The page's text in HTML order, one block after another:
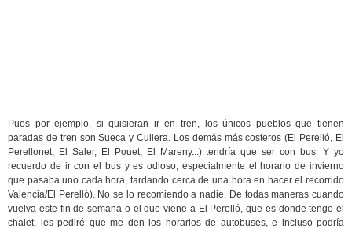
Pues por ejemplo, si quisieran ir en tren, los únicos pueblos que tienen
paradas de tren son Sueca y Cullera. Los demás más costeros (El Perelló, El
Perellonet, El Saler, El Pouet, El Mareny...) tendría que ser con bus. Y yo
recuerdo de ir con el bus y es odioso, especialmente el horario de invierno
que pasaba uno cada hora, tardando cerca de una hora en hacer el recorrido
Valencia/El Perelló). No se lo recomiendo a nadie. De todas maneras cuando
vuelva este fin de semana o el que viene a El Perelló, que es donde tengo el
chalet, les pediré que me den los horarios de autobuses, e incluso podría